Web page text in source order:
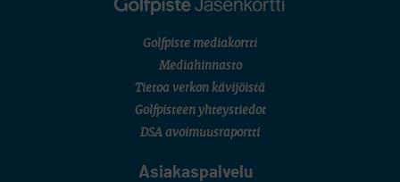
Golfpiste mediakortti
Mediahinnasto
Tietoa verkon kävijöistä
Golfpisteen yhteystiedot
DSA avoimuusraportti
Asiakaspalvelu